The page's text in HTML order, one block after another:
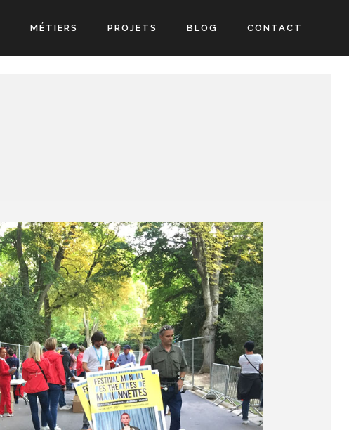
MÉTIERS PROJETS BLOG CONTACT